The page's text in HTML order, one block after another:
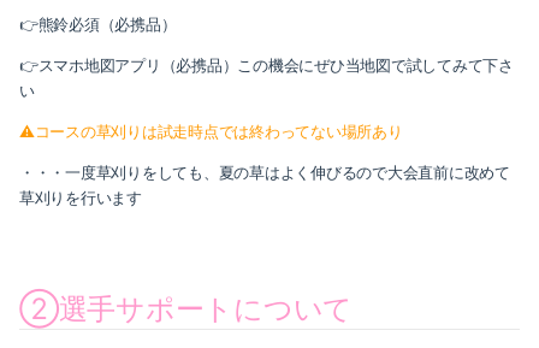
👉熊鈴必須（必携品）
👉スマホ地図アプリ（必携品）この機会にぜひ当地図で試してみて下さ
い
⚠コースの草刈りは試走時点では終わってない場所あり
・・・一度草刈りをしても、夏の草はよく伸びるので大会直前に改めて
草刈りを行います
②選手サポートについて